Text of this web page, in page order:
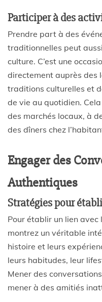
Participer à des
Prendre part à des
traditionnelles peut
culture. C’est une
directement auprès des
traditions culturelles et
de vie au quotidien.
des marchés locaux, à
des dîners chez
Engager des
Authentiques
Stratégies pour
Pour établir un lien avec
montrez un véritable
histoire et leurs
leurs habitudes, leur
Mener des
mener à des amitiés